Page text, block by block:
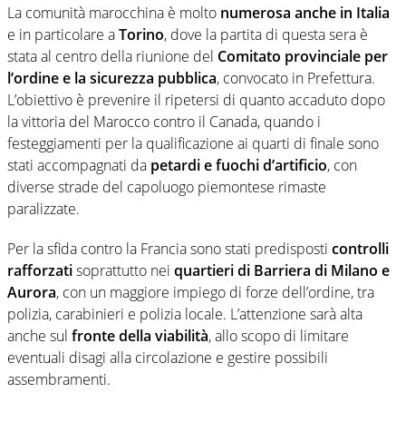
La comunità marocchina è molto numerosa anche in Italia
e in particolare aTorino, dove la partita di questa sera è
stata al centro della riunione del Comitato provinciale per
l’ordine e la sicurezza pubblica, convocato in Prefettura.
L’obiettivo è prevenire il ripetersi di quanto accaduto dopo
la vittoria del Marocco contro il Canada, quando i
festeggiamenti per la qualificazione ai quarti di finale sono
stati accompagnati da petardi e fuochi d’artificio, con
diverse strade del capoluogo piemontese rimaste
paralizzate.
Per la sfida contro la Francia sono stati predisposti controlli
rafforzatisoprattutto nei quartieri di Barriera di Milano e
Aurora, con un maggiore impiego di forze dell’ordine, tra
polizia, carabinieri e polizia locale. L’attenzione sarà alta
anche sul fronte della viabilità, allo scopo di limitare
eventuali disagi alla circolazione e gestire possibili
assembramenti.